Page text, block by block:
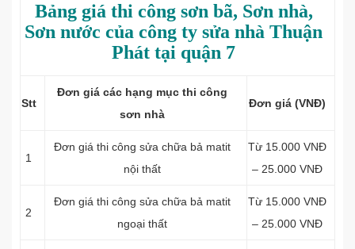
Bảng giá thi công sơn bã, Sơn nhà,
Sơn nước của công ty sửa nhà Thuận
Phát tại quận 7
Stt
Đơn giá các hạng mục thi công
sơn nhà
Đơn giá (VNĐ)
1
Đơn giá thi công sửa chữa bả matit
nội thất
Từ 15.000 VNĐ
– 25.000 VNĐ
2
Đơn giá thi công sửa chữa bả matit
ngoại thất
Từ 15.000 VNĐ
– 25.000 VNĐ